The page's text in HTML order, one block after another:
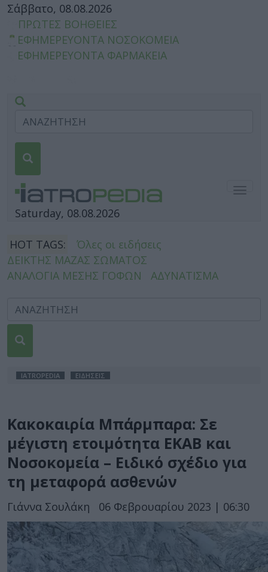
Σάββατο, 08.08.2026
ΠΡΩΤΕΣ ΒΟΗΘΕΙΕΣ
ΕΦΗΜΕΡΕΥΟΝΤΑ ΝΟΣΟΚΟΜΕΙΑ
ΕΦΗΜΕΡΕΥΟΝΤΑ ΦΑΡΜΑΚΕΙΑ
Saturday, 08.08.2026
HOT TAGS:
Όλες οι ειδήσεις
ΔΕΙΚΤΗΣ ΜΑΖΑΣ ΣΩΜΑΤΟΣ
ΑΝΑΛΟΓΙΑ ΜΕΣΗΣ ΓΟΦΩΝ
ΑΔΥΝΑΤΙΣΜΑ
IATROPEDIA ΕΙΔΗΣΕΙΣ
Κακοκαιρία Μπάρμπαρα: Σε
μέγιστη ετοιμότητα ΕΚΑΒ και
Νοσοκομεία – Ειδικό σχέδιο για
τη μεταφορά ασθενών
Γιάννα Σουλάκη 06 Φεβρουαρίου 2023 | 06:30